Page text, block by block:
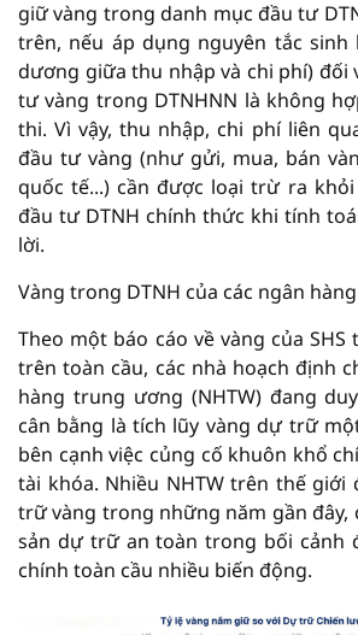
giữ vàng trong danh mục đầu tư
trên, nếu áp dụng nguyên tắc sinh
dương giữa thu nhập và chi phí) đối
tư vàng trong DTNHNN là không
thi. Vì vậy, thu nhập, chi phí liên
đầu tư vàng (như gửi, mua, bán
quốc tế...) cần được loại trừ ra
đầu tư DTNH chính thức khi tính
lời.
Vàng trong DTNH của các ngân
Theo một báo cáo về vàng của SHS
trên toàn cầu, các nhà hoạch định
hàng trung ương (NHTW) đang
cân bằng là tích lũy vàng dự trữ
bên cạnh việc củng cố khuôn khổ
tài khóa. Nhiều NHTW trên thế
trữ vàng trong những năm gần đây,
sản dự trữ an toàn trong bối cảnh
chính toàn cầu nhiều biến động.